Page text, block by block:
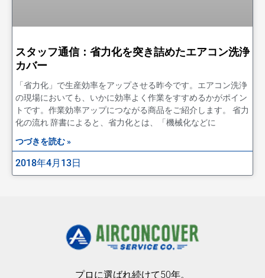
スタッフ通信：省力化を突き詰めたエアコン洗浄
カバー
「省力化」で生産効率をアップさせる昨今です。エアコン洗浄
の現場においても、いかに効率よく作業をすすめるかがポイン
トです。作業効率アップにつながる商品をご紹介します。 省力
化の流れ 辞書によると、省力化とは、「機械化などに
つづきを読む »
2018年4月13日
プロに選ばれ続けて50年。